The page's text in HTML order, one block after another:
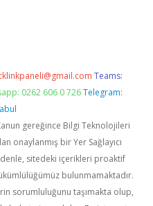
Teams:
0262 606 0 726 Telegram:
gereğince Bilgi Teknolojileri
onaylanmış bir Yer Sağlayıcı
sitedeki içerikleri proaktif
bulunmamaktadır.
sorumluluğunu taşımakta olup,